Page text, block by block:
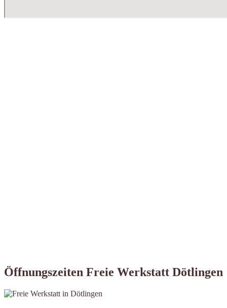
Öffnungszeiten Freie Werkstatt Dötlingen